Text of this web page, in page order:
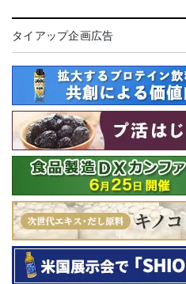
タイアップ企画広告